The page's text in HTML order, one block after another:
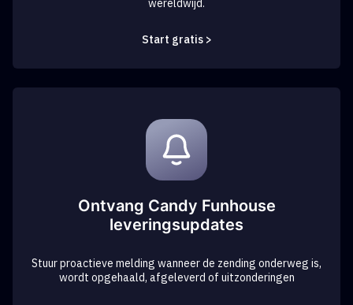
wereldwijd.
Start gratis >
Ontvang Candy Funhouse
leveringsupdates
Stuur proactieve melding wanneer de zending onderweg is,
wordt opgehaald, afgeleverd of uitzonderingen